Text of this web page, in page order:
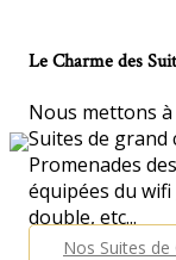
Le Charme des
Nous mettons
Suites de grand
Promenades
équipées du
double, etc...
Nos Suites de